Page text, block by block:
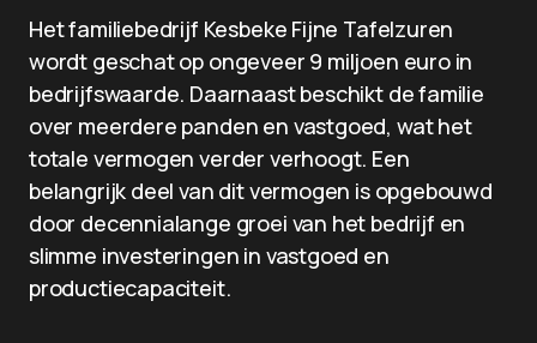
Het familiebedrijf Kesbeke Fijne Tafelzuren
wordt geschat op ongeveer 9 miljoen euro in
bedrijfswaarde. Daarnaast beschikt de familie
over meerdere panden en vastgoed, wat het
totale vermogen verder verhoogt. Een
belangrijk deel van dit vermogen is opgebouwd
door decennialange groei van het bedrijf en
slimme investeringen in vastgoed en
productiecapaciteit.